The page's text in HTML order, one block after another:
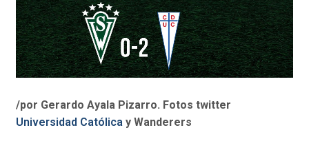
/por Gerardo Ayala Pizarro. Fotos twitter
Universidad Católicay Wanderers